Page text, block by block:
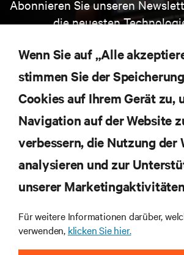
Abonnieren Sie unseren
die neuesten
Themen der Branche, mit aktuellen
und Einblicken von Experten
Rechenzentrums- und
JETZT ANMELDEN
RESSOURCEN
SUPPORT
UNTERNEHMEN
Wenn Sie auf „Alle
stimmen Sie der
Cookies auf Ihrem Gerät zu,
Navigation auf der Website
verbessern, die Nutzung der
analysieren und zur
unserer
Für weitere Informationen darüber,
verwenden, klicken Sie hier.